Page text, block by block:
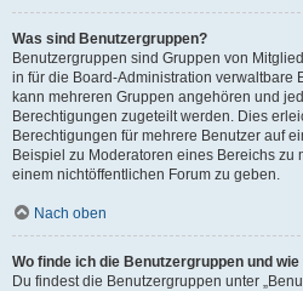
Was sind Benutzergruppen?
Benutzergruppen sind Gruppen von
in für die Board-Administration verwaltbare
kann mehreren Gruppen angehören und
Berechtigungen zugeteilt werden. Dies
Berechtigungen für mehrere Benutzer auf
Beispiel zu Moderatoren eines Bereichs zu
einem nichtöffentlichen Forum zu geben.
Nach oben
Wo finde ich die Benutzergruppen und
Du findest die Benutzergruppen unter